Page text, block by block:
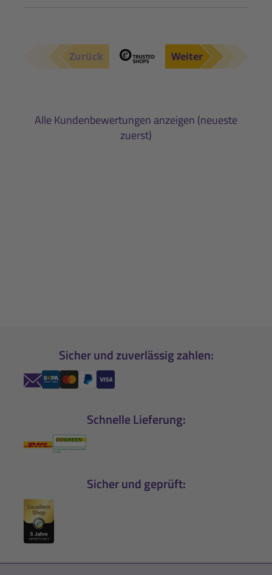
Zurück Weiter
Alle Kundenbewertungen anzeigen (neueste
zuerst)
Sicher und zuverlässig zahlen:
Schnelle Lieferung:
Sicher und geprüft: